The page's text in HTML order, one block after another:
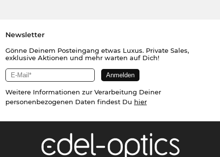
Newsletter
Gönne Deinem Posteingang etwas Luxus. Private Sales,
exklusive Aktionen und mehr warten auf Dich!
Weitere Informationen zur Verarbeitung Deiner
personenbezogenen Daten findest Du hier